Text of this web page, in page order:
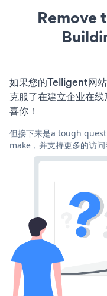
Remove
如果您的Telligent网
克服了在建立企业在
喜你！
但接下来是a tough
make，并支持更多的访问